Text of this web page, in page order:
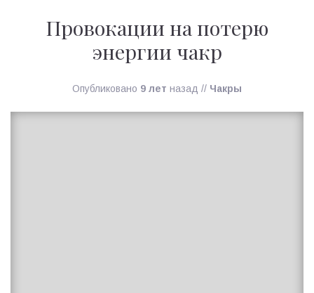
Провокации на потерю
энергии чакр
Опубликовано 9 лет назад // Чакры